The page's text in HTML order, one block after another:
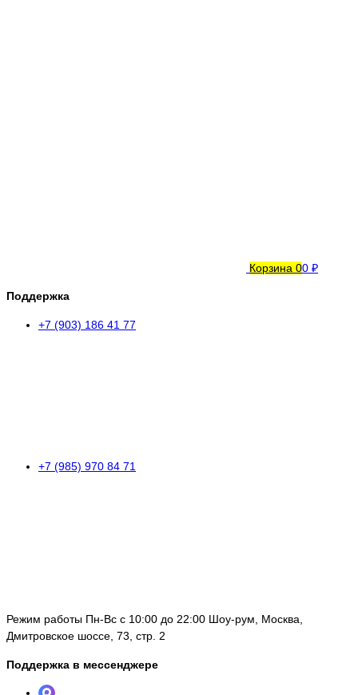
Корзина 00 ₽
Поддержка
+7 (903) 186 41 77
+7 (985) 970 84 71
Режим работы Пн-Вс с 10:00 до 22:00 Шоу-рум, Москва,
Дмитровское шоссе, 73, стр. 2
Поддержка в мессенджере